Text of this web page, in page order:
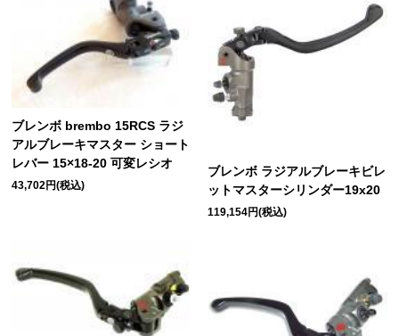
ブレンボ brembo 15RCS ラジ
アルブレーキマスター ショート
レバー 15×18-20 可変レシオ
43,702円(税込)
ブレンボ ラジアルブレーキビレ
ットマスターシリンダー19x20
119,154円(税込)